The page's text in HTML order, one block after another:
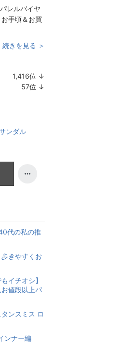
レルバイヤ
手頃＆お買
続きを見る ＞
1,416位 ↓
57位 ↓
ンダル
代の私の推
歩きやすくお
イチオシ】
値段以上パ
ンスミス ロ
ンナー編